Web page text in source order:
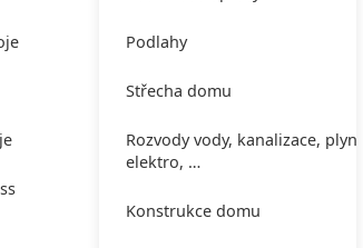
Podlahy
Střecha domu
Rozvody vody, kanalizace, plynu,
elektro, …
Konstrukce domu